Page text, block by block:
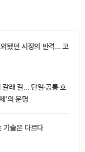
됐던 시장의 반격… 코
래 길… 단일·공통·호
’의 운명
기술은 다르다